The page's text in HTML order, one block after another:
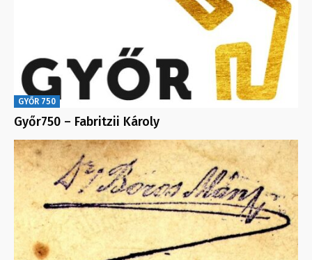
GYŐR 750
Győr750 – Fabritzii Károly